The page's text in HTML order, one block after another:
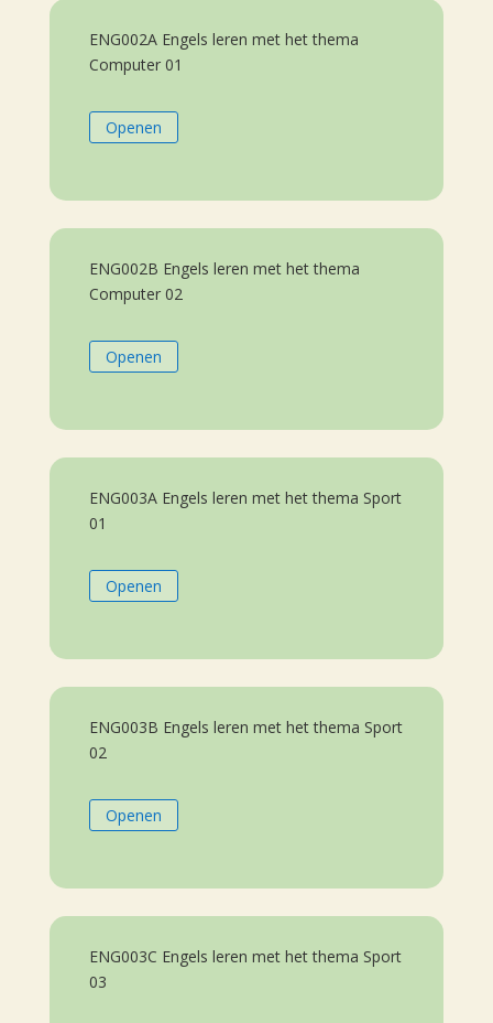
ENG002A Engels leren met het thema
Computer 01
Openen
ENG002B Engels leren met het thema
Computer 02
Openen
ENG003A Engels leren met het thema Sport
01
Openen
ENG003B Engels leren met het thema Sport
02
Openen
ENG003C Engels leren met het thema Sport
03